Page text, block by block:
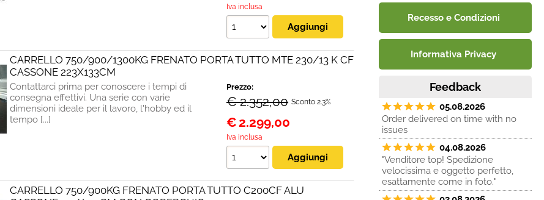
Iva inclusa
CARRELLO 750/900/1300KG FRENATO PORTA TUTTO MTE 230/13 K CF
CASSONE 223X133CM
Contattarci prima per conoscere i tempi di
consegna effettivi. Una serie con varie
dimensioni ideale per il lavoro, l'hobby ed il
tempo [...]
Prezzo:
€ 2.352,00 Sconto 2.3%
€2.299,00
Iva inclusa
CARRELLO 750/900KG FRENATO PORTA TUTTO C200CF ALU
Recesso e Condizioni
Informativa Privacy
Feedback
05.08.2026
Order delivered on time with no
issues
04.08.2026
"Venditore top! Spedizione
velocissima e oggetto perfetto,
esattamente come in foto."